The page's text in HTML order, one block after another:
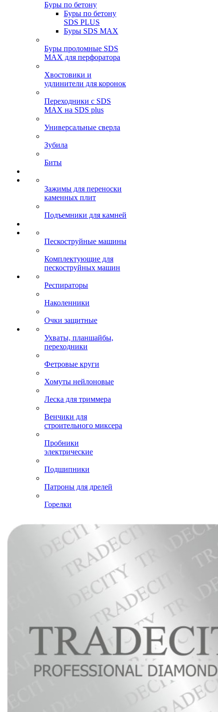
Буры по бетону
Буры по бетону
SDS PLUS
Буры SDS MAX
Буры проломные SDS
MAX для перфоратора
Хвостовики и
удлинители для коронок
Переходники с SDS
MAX на SDS plus
Универсальные сверла
Зубила
Биты
Зажимы для переноски
каменных плит
Подъемники для камней
Пескоструйные машины
Комплектующие для
пескоструйных машин
Респираторы
Наколенники
Очки защитные
Ухваты, планшайбы,
переходники
Фетровые круги
Хомуты нейлоновые
Леска для триммера
Венчики для
строительного миксера
Пробники
электрические
Подшипники
Патроны для дрелей
Горелки